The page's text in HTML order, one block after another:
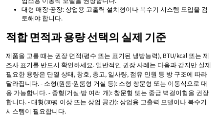
대형 매장·공장: 상업용 고출력 설치형이나 복수기 시스템 도입을 검
토해야 합니다.
적합 면적과 용량 선택의 실제 기준
제품을 고를 때는 권장 면적(평수 또는 표기된 냉방능력), BTU/kcal 또는 제
조사 표기를 반드시 확인하세요. 일반적인 권장 사례는 다음과 같지만 실제
필요한 용량은 단열 상태, 창호, 층고, 일사량, 점유 인원 등 방 구조에 따라
달라집니다. - 소형(원룸·원룸형 거실 등): 소형 창문형 또는 이동식으로 대
응 가능합니다. - 중형(거실·방 여러 개): 창문형 또는 중급 벽걸이형을 권장
합니다. - 대형(30평 이상 또는 상업 공간): 상업용 고출력 모델이나 복수기
시스템이 필요합니다.